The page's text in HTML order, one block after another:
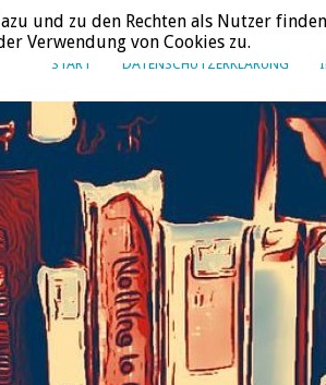
START DATENSCHUTZERKLÄRUNG
und zu den Rechten als Nutzer finden
Verwendung von Cookies zu.